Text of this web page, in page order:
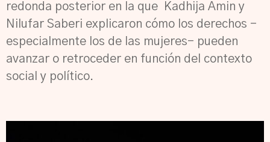
redonda posterior en la que Kadhija Amin y
Nilufar Saberi explicaron cómo los derechos -
especialmente los de las mujeres- pueden
avanzar o retroceder en función del contexto
social y político.